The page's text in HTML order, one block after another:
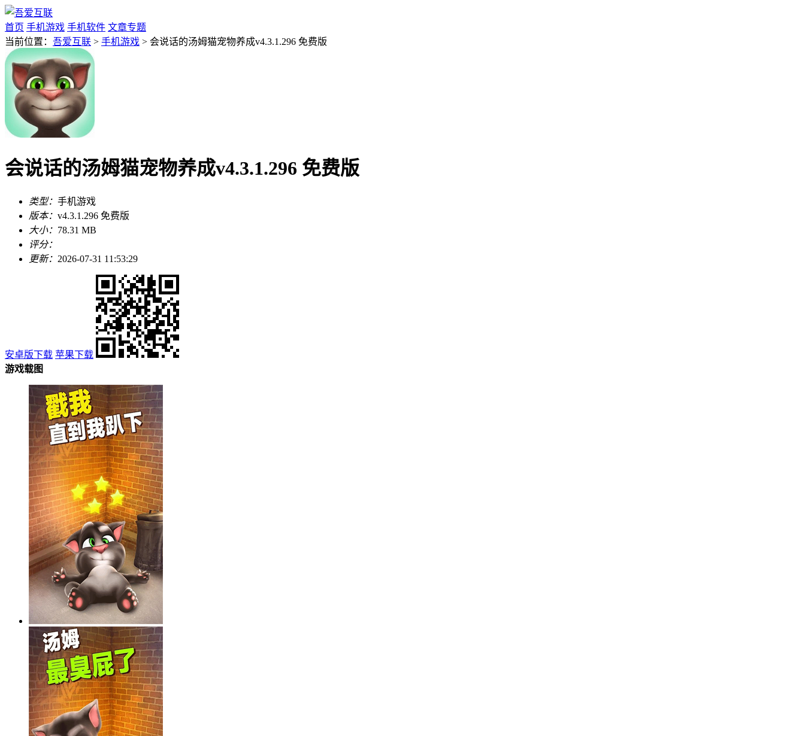
首页 手机游戏 手机软件 文章专题
当前位置： 吾爱互联 > 手机游戏 > 会说话的汤姆猫宠物养成v4.3.1.296 免费版
会说话的汤姆猫宠物养成v4.3.1.296 免费版
类型： 手机游戏
版本： v4.3.1.296 免费版
大小： 78.31 MB
评分：
更新： 2026-07-31 11:53:29
安卓版下载 苹果下载
游戏载图